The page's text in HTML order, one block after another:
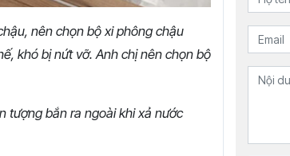
nên chọn bộ xi phông chậu
khó bị nứt vỡ. Anh chị nên chọn bộ
tượng bắn ra ngoài khi xả nước